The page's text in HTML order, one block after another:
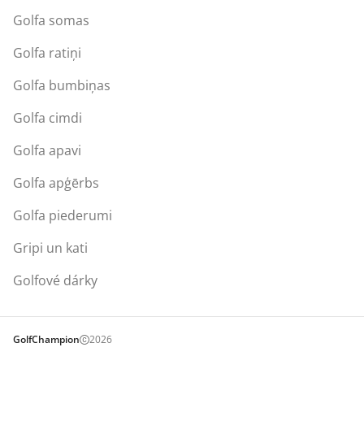
Golfa somas
Golfa ratiņi
Golfa bumbiņas
Golfa cimdi
Golfa apavi
Golfa apģērbs
Golfa piederumi
Gripi un kati
Golfové dárky
GolfChampion 2026